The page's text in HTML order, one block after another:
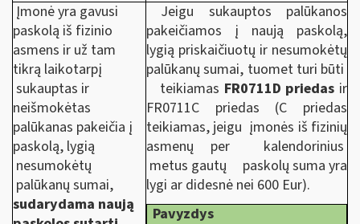
Įmonė yra gavusi
paskolą iš fizinio
asmens ir už tam
tikrą laikotarpį
sukauptas ir
neišmokėtas
palūkanas pakeičia į
paskolą, lygią
nesumokėtų
palūkanų sumai,
sudarydama naują
Jeigu sukauptos palūkanos
pakeičiamos į naują paskolą,
lygią priskaičiuotų ir nesumokėtų
palūkanų sumai, tuomet turi būti
teikiamas FR0711D priedas ir
FR0711C
priedas (C priedas
teikiamas, jeigu įmonės iš fizinių
asmenų per kalendorinius
metus gautų paskolų suma yra
lygi ar didesnė nei 600 Eur).
Pavyzdys